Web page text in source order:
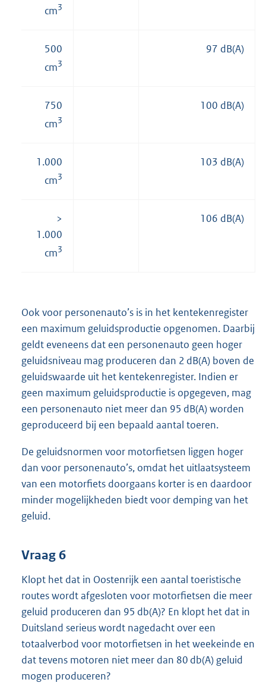
cm3
500
cm3
97 dB(A)
750
cm3
100 dB(A)
1.000
cm3
103 dB(A)
>
1.000
cm3
106 dB(A)
Ook voor personenauto’s is in het kentekenregister
een maximum geluidsproductie opgenomen. Daarbij
geldt eveneens dat een personenauto geen hoger
geluidsniveau mag produceren dan 2 dB(A) boven de
geluidswaarde uit het kentekenregister. Indien er
geen maximum geluidsproductie is opgegeven, mag
een personenauto niet meer dan 95 dB(A) worden
geproduceerd bij een bepaald aantal toeren.
De geluidsnormen voor motorfietsen liggen hoger
dan voor personenauto’s, omdat het uitlaatsysteem
van een motorfiets doorgaans korter is en daardoor
minder mogelijkheden biedt voor demping van het
geluid.
Vraag 6
Klopt het dat in Oostenrijk een aantal toeristische
routes wordt afgesloten voor motorfietsen die meer
geluid produceren dan 95 db(A)? En klopt het dat in
Duitsland serieus wordt nagedacht over een
totaalverbod voor motorfietsen in het weekeinde en
dat tevens motoren niet meer dan 80 db(A) geluid
mogen produceren?